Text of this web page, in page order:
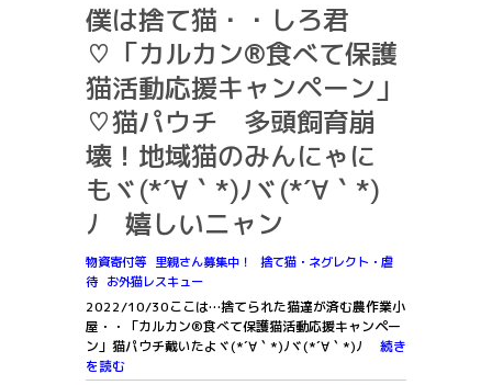
僕は捨て猫・・しろ君
♡「カルカン®️食べて保護
猫活動応援キャンペーン」
♡猫パウチ 多頭飼育崩
壊！地域猫のみんにゃに
もヾ(*´∀｀*)ﾉヾ(*´∀｀*)
ﾉ 嬉しいニャン
物資寄付等 里親さん募集中！
捨て猫・ネグレクト・虐
待 お外猫レスキュー
2022/10/30ここは…捨てられた猫達が済む農作業小
屋・・「カルカン®️食べて保護猫活動応援キャンペー
ン」猫パウチ戴いたよヾ(*´∀｀*)ﾉヾ(*´∀｀*)ﾉ 続き
を読む